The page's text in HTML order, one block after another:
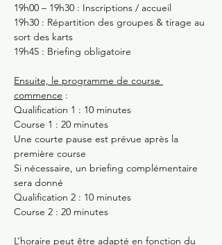
19h00 – 19h30 : Inscriptions / accueil
19h30 : Répartition des groupes & tirage au
sort des karts
19h45 : Briefing obligatoire
Ensuite, le programme de course
commence :
Qualification 1 : 10 minutes
Course 1 : 20 minutes
Une courte pause est prévue après la
première course
Si nécessaire, un briefing complémentaire
sera donné
Qualification 2 : 10 minutes
Course 2 : 20 minutes
L’horaire peut être adapté en fonction du